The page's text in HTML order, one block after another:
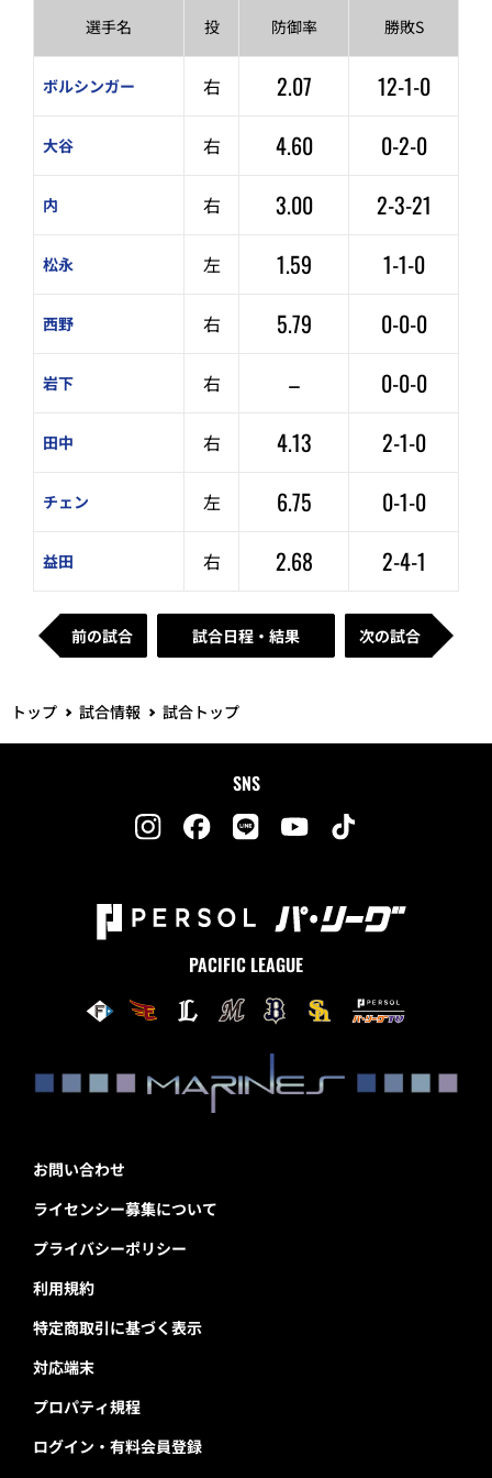
選手名 投 防御率 勝敗S
ボルシンガー 右 2.07 12-1-0
大谷 右 4.60 0-2-0
内 右 3.00 2-3-21
松永 左 1.59 1-1-0
西野 右 5.79 0-0-0
岩下 右 – 0-0-0
田中 右 4.13 2-1-0
チェン 左 6.75 0-1-0
益田 右 2.68 2-4-1
前の試合 試合日程・結果 次の試合
トップ 試合情報 試合トップ
SNS
PACIFIC LEAGUE
お問い合わせ
ライセンシー募集について
プライバシーポリシー
利用規約
特定商取引に基づく表示
対応端末
プロパティ規程
ログイン・有料会員登録